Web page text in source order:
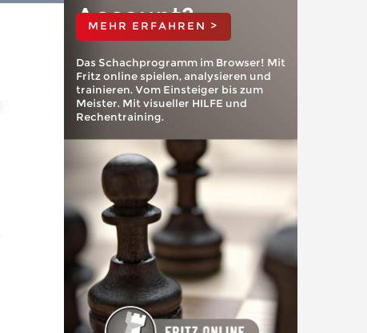
Account?
MEHR ERFAHREN >
Das Schachprogramm im Browser! Mit
Fritz online spielen, analysieren und
trainieren. Vom Einsteiger bis zum
Meister. Mit visueller HILFE und
Rechentraining.